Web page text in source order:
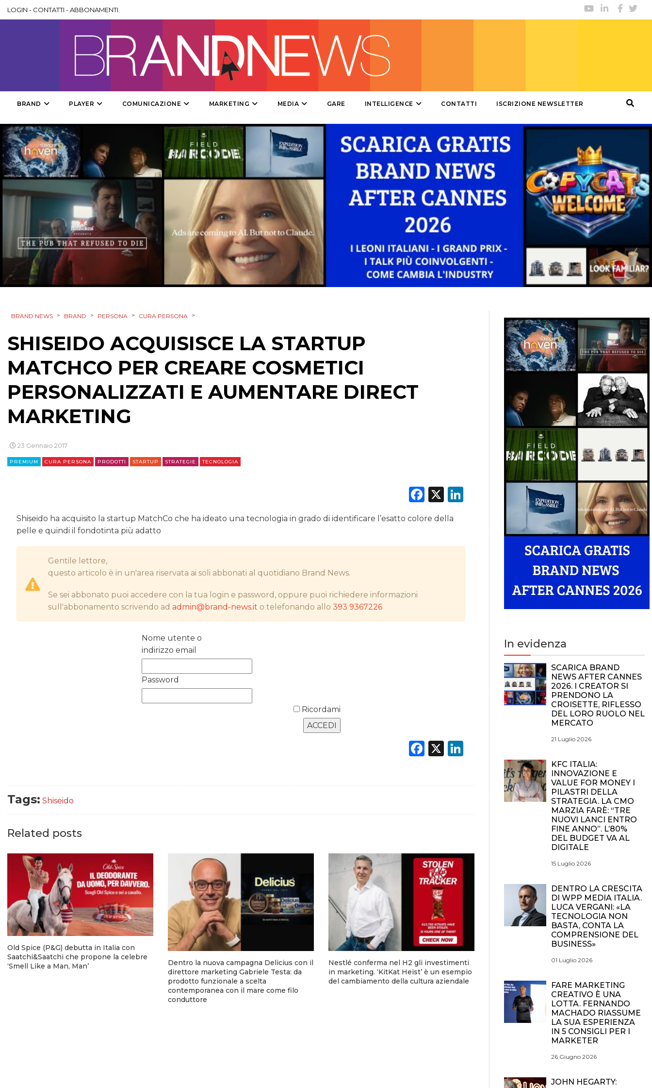
DESIGN
PUNTI VENDITA
CSR
STRATEGIE
CINEMA
NORMATIVE
TREND
CASE HISTORY
LOGIN - CONTATTI -ABBONAMENTI
BRAND PLAYER COMUNICAZIONE MARKETING MEDIA GARE INTELLIGENCE CONTATTI ISCRIZIONE NEWSLETTER
BRAND NEWS > BRAND > PERSONA > CURA PERSONA >
SHISEIDO ACQUISISCE LA STARTUP
MATCHCO PER CREARE COSMETICI
PERSONALIZZATI E AUMENTARE DIRECT
MARKETING
23 Gennaio 2017
PREMIUM CURA PERSONA PRODOTTI STARTUP STRATEGIE TECNOLOGIA
Facebook
X LinkedIn
Shiseido ha acquisito la startup MatchCo che ha ideato una tecnologia in grado di identificare l’esatto colore della
pelle e quindi il fondotinta più adatto
Gentile lettore,
questo articolo è in un'area riservata ai soli abbonati al quotidiano Brand News.
Se sei abbonato puoi accedere con la tua login e password, oppure puoi richiedere informazioni
sull'abbonamento scrivendo adadmin@brand-news.it o telefonando allo393 9367226
Nome utente o
indirizzo email
Password
Ricordami
Facebook
X LinkedIn
Tags: Shiseido
Related posts
Old Spice (P&G) debutta in Italia con
Saatchi&Saatchi che propone la celebre
‘Smell Like a Man, Man’
Dentro la nuova campagna Delicius con il
direttore marketing Gabriele Testa: da
prodotto funzionale a scelta
contemporanea con il mare come filo
conduttore
Nestlé conferma nel H2 gli investimenti
in marketing. ‘KitKat Heist’ è un esempio
del cambiamento della cultura aziendale
In evidenza
SCARICA BRAND
NEWS AFTER CANNES
2026. I CREATOR SI
PRENDONO LA
CROISETTE, RIFLESSO
DEL LORO RUOLO NEL
MERCATO
21 Luglio 2026
KFC ITALIA:
INNOVAZIONE E
VALUE FOR MONEY I
PILASTRI DELLA
STRATEGIA. LA CMO
MARZIA FARÈ: “TRE
NUOVI LANCI ENTRO
FINE ANNO”. L’80%
DEL BUDGET VA AL
DIGITALE
15 Luglio 2026
DENTRO LA CRESCITA
DI WPP MEDIA ITALIA.
LUCA VERGANI: «LA
TECNOLOGIA NON
BASTA, CONTA LA
COMPRENSIONE DEL
BUSINESS»
01 Luglio 2026
FARE MARKETING
CREATIVO È UNA
LOTTA. FERNANDO
MACHADO RIASSUME
LA SUA ESPERIENZA
IN 5 CONSIGLI PER I
MARKETER
26 Giugno 2026
JOHN HEGARTY: